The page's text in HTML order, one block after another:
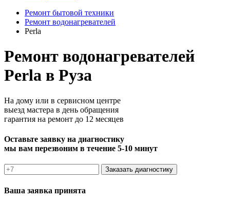
Ремонт бытовой техники
Ремонт водонагревателей
Perla
Ремонт водонагревателей
Perla в Руза
На дому или в сервисном центре
выезд мастера в день обращения
гарантия на ремонт до 12 месяцев
Оставьте заявку на диагностику
мы вам перезвоним в течение 5-10 минут
Заказать диагностику
Ваша заявка принята